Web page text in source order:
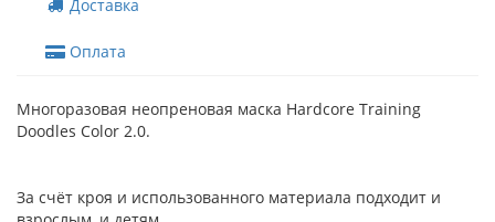
Доставка
Оплата
Многоразовая неопреновая маска Hardcore Training
Doodles Color 2.0.
За счёт кроя и использованного материала подходит и